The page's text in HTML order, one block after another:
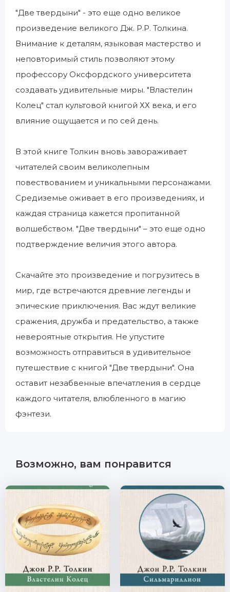
"Две твердыни" - это еще одно великое
произведение великого Дж. Р.Р. Толкина.
Внимание к деталям, языковая мастерство и
неповторимый стиль позволяют этому
профессору Оксфордского университета
создавать удивительные миры. "Властелин
Колец" стал культовой книгой ХХ века, и его
влияние ощущается и по сей день.
В этой книге Толкин вновь завораживает
читателей своим великолепным
повествованием и уникальными персонажами.
Средиземье оживает в его произведениях, и
каждая страница кажется пропитанной
волшебством. "Две твердыни" – это еще одно
подтверждение величия этого автора.
Скачайте это произведение и погрузитесь в
мир, где встречаются древние легенды и
эпические приключения. Вас ждут великие
сражения, дружба и предательство, а также
невероятные открытия. Не упустите
возможность отправиться в удивительное
путешествие с книгой "Две твердыни". Она
оставит незабвенные впечатления в сердце
каждого читателя, влюбленного в магию
фэнтези.
Возможно, вам понравится